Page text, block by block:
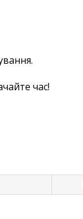
час!